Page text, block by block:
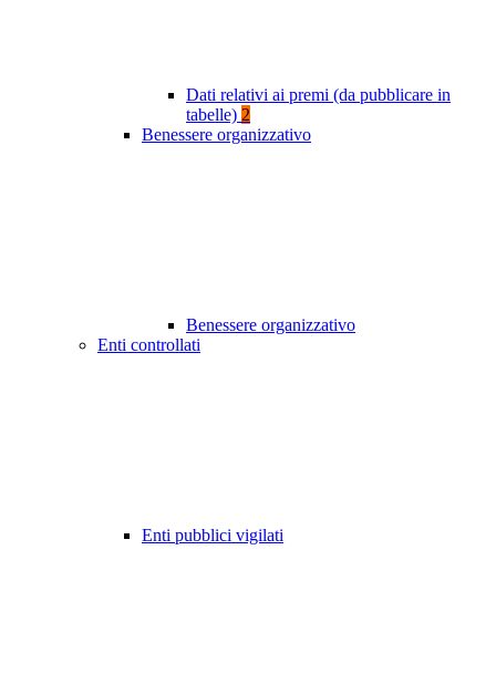
Dati relativi ai premi (da pubblicare in
tabelle) 2
Benessere organizzativo
Benessere organizzativo
Enti controllati
Enti pubblici vigilati